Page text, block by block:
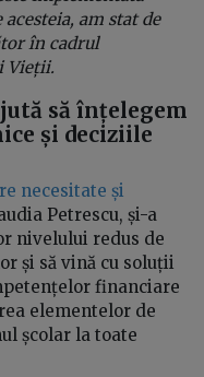
am stat de
în cadrul
Vieții.
să înțelegem
și deciziile
necesitate și
Petrescu, și-a
nivelului redus de
și să vină cu soluții
financiare
elementelor de
școlar la toate